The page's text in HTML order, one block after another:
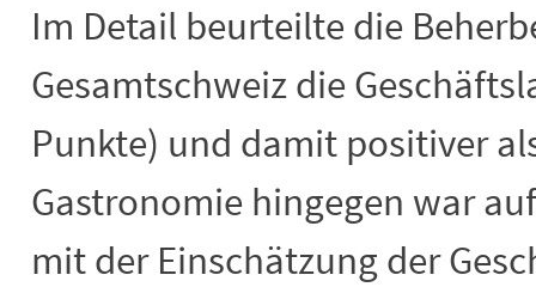
Im Detail beurteilte die
Gesamtschweiz die
Punkte) und damit positiver
Gastronomie hingegen war
mit der Einschätzung der